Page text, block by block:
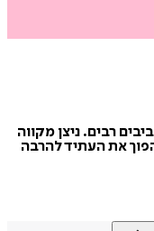
תחביבים רבים. ניצן מקווה
את העתיד להרבה